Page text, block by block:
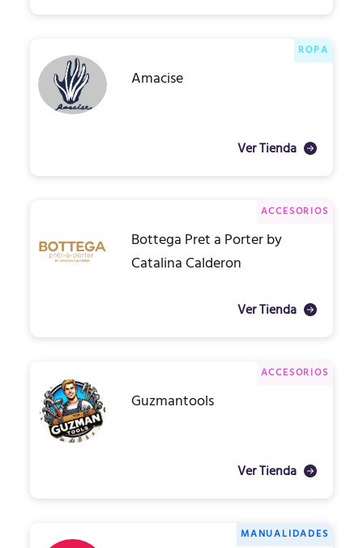
ROPA
Amacise
Ver Tienda
ACCESORIOS
Bottega Pret a Porter by
Catalina Calderon
Ver Tienda
ACCESORIOS
Guzmantools
Ver Tienda
MANUALIDADES